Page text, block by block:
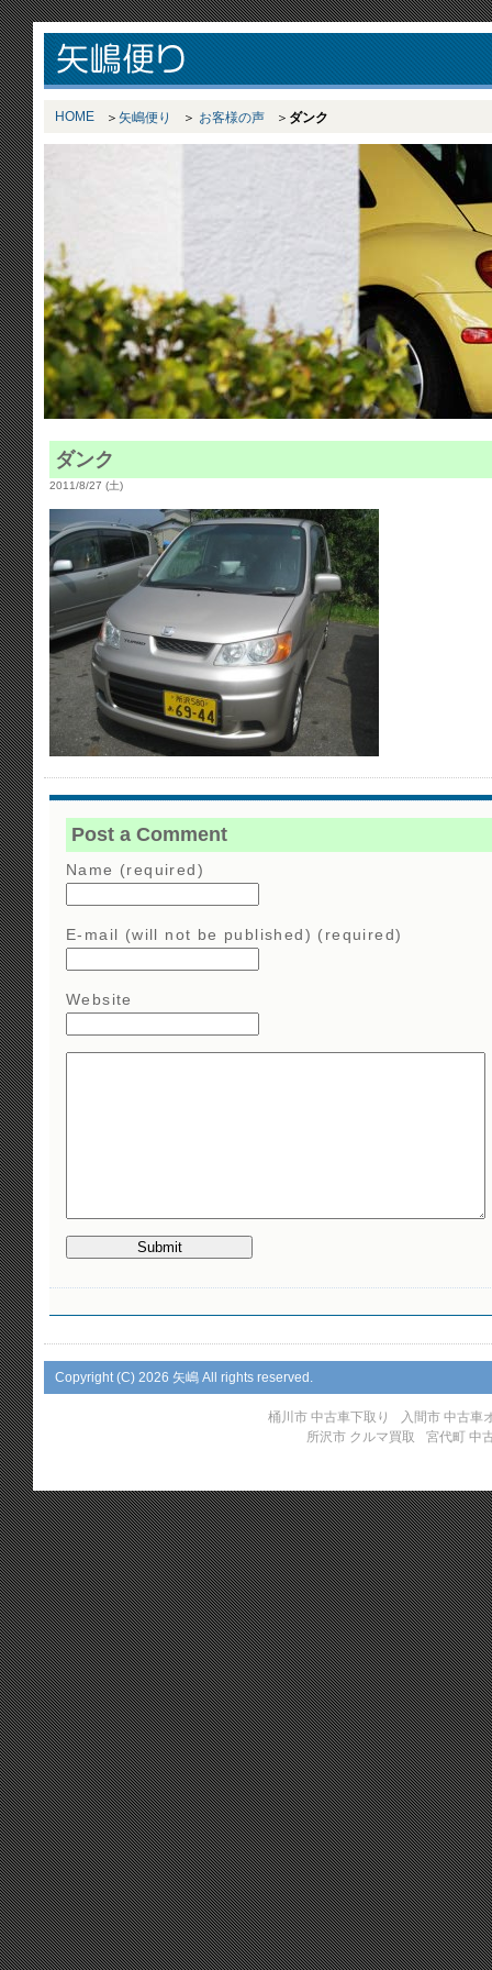
HOME 矢嶋便り お客様の声 ダンク
ダンク
2011/8/27 (土)
Post a Comment
Name (required)
E-mail (will not be published) (required)
Website
Copyright (C) 2026 矢嶋 All rights reserved.
桶川市 中古車下取り
入間市 中古車
所沢市 クルマ買取
宮代町 中